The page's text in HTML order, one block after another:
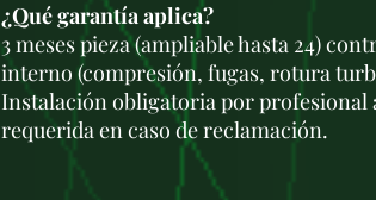
¿Qué garantía aplica?
3 meses pieza (ampliable hasta 24)
interno (compresión, fugas, rotura
Instalación obligatoria por
requerida en caso de reclamación.